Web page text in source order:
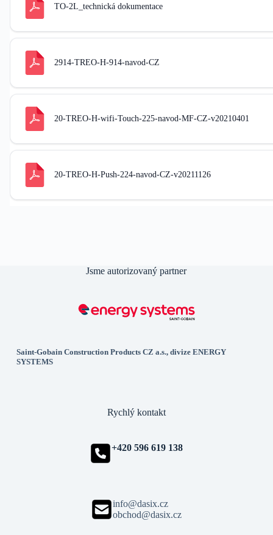
TO-2L_technická dokumentace
2914-TREO-H-914-navod-CZ
20-TREO-H-wifi-Touch-225-navod-MF-CZ-v20210401
20-TREO-H-Push-224-navod-CZ-v20211126
Jsme autorizovaný partner
Saint-Gobain Construction Products CZ a.s., divize ENERGY
SYSTEMS
Rychlý kontakt
+420 596 619 138
info@dasix.cz
obchod@dasix.cz